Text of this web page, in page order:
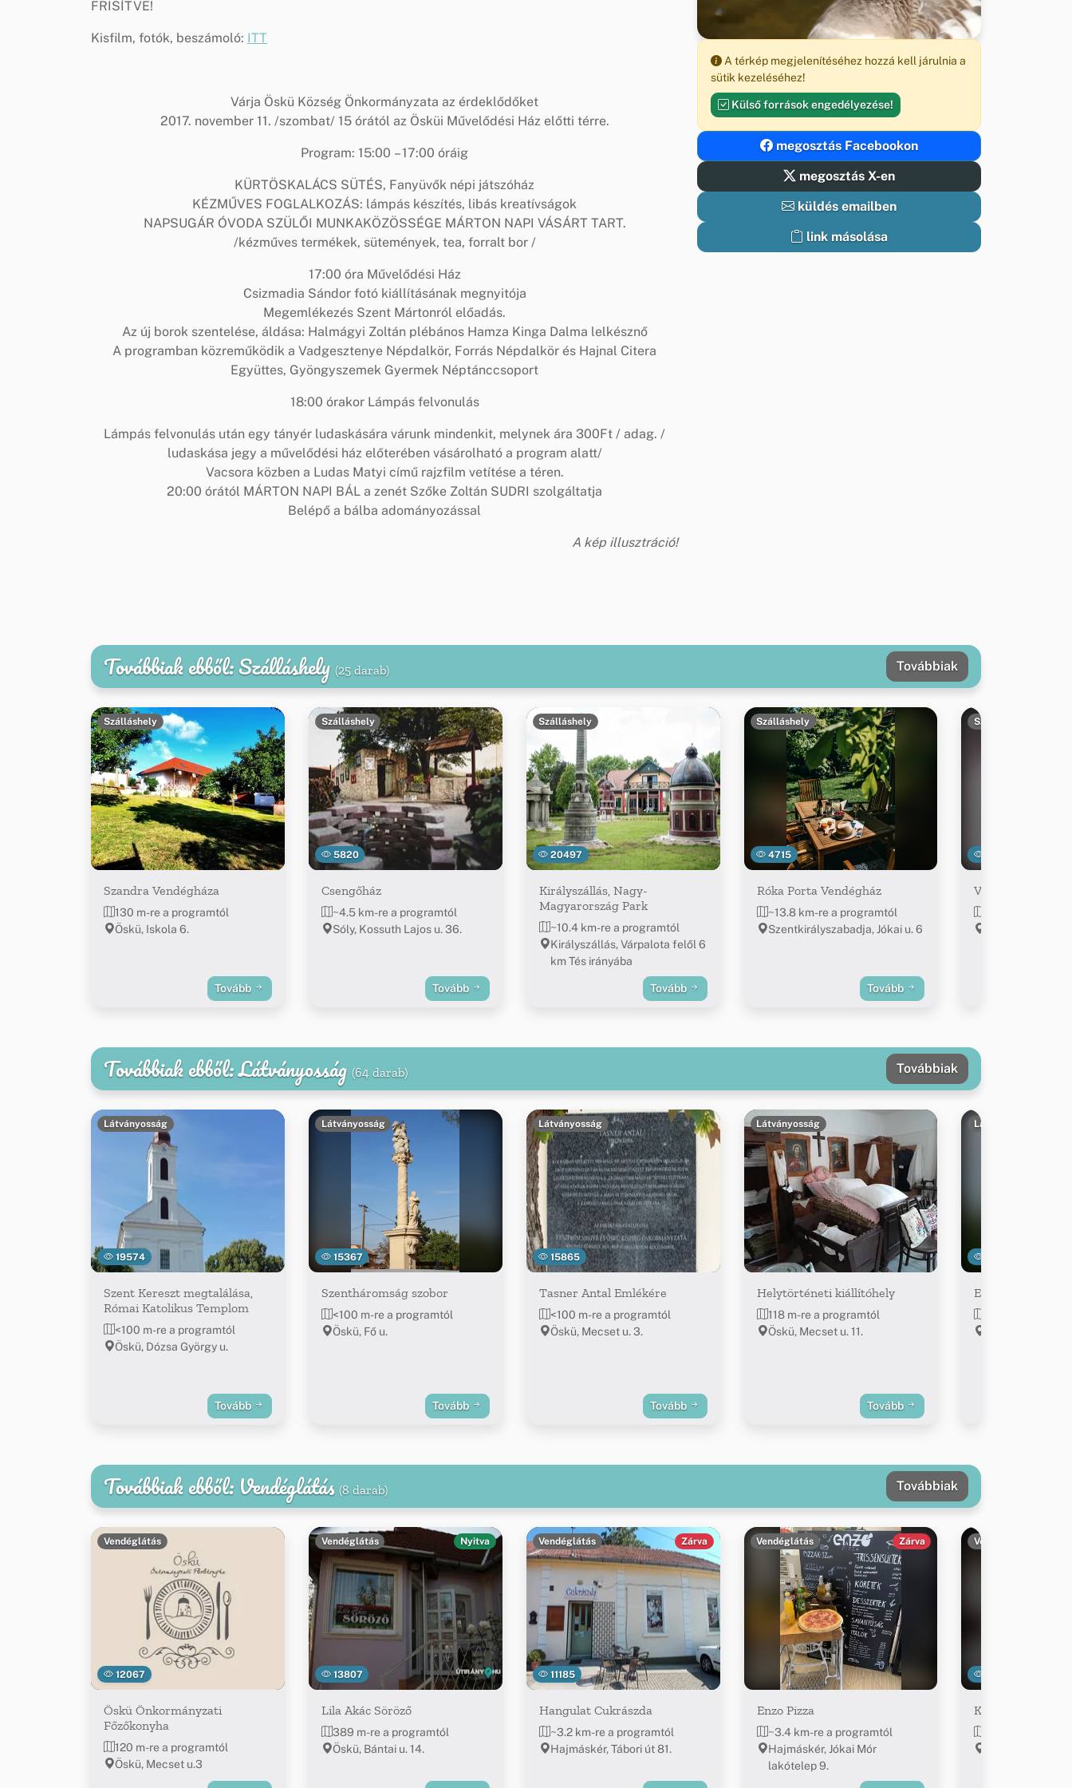
FRISÍTVE!
Kisfilm, fotók, beszámoló: ITT
Várja Öskü Község Önkormányzata az érdeklődőket
2017. november 11. /szombat/ 15 órától az Ösküi Művelődési Ház előtti térre.
Program: 15:00 – 17:00 óráig
KÜRTÖSKALÁCS SÜTÉS, Fanyüvők népi játszóház
KÉZMŰVES FOGLALKOZÁS: lámpás készítés, libás kreatívságok
NAPSUGÁR ÓVODA SZÜLŐI MUNKAKÖZÖSSÉGE MÁRTON NAPI VÁSÁRT TART.
/kézműves termékek, sütemények, tea, forralt bor /
17:00 óra Művelődési Ház
Csizmadia Sándor fotó kiállításának megnyitója
Megemlékezés Szent Mártonról előadás.
Az új borok szentelése, áldása: Halmágyi Zoltán plébános Hamza Kinga Dalma lelkésznő
A programban közreműködik a Vadgesztenye Népdalkör, Forrás Népdalkör és Hajnal Citera
Együttes, Gyöngyszemek Gyermek Néptánccsoport
18:00 órakor Lámpás felvonulás
Lámpás felvonulás után egy tányér ludaskására várunk mindenkit, melynek ára 300Ft / adag. /
ludaskása jegy a művelődési ház előterében vásárolható a program alatt/
Vacsora közben a Ludas Matyi című rajzfilm vetítése a téren.
20:00 órától MÁRTON NAPI BÁL a zenét Szőke Zoltán SUDRI szolgáltatja
Belépő a bálba adományozással
A kép illusztráció!
A térkép megjelenítéséhez hozzá kell járulnia a
sütik kezeléséhez!
Külső források engedélyezése!
megosztás Facebookon
megosztás X-en
küldés emailben
link másolása
Továbbiak ebből: Szálláshely (25 darab) Továbbiak
Szálláshely
Szandra Vendégháza
130 m-re a programtól
Öskü, Iskola 6.
Tovább
5820
Szálláshely
Csengőház
~4.5 km-re a programtól
Sóly, Kossuth Lajos u. 36.
Tovább
20497
Szálláshely
Királyszállás, Nagy-
Magyarország Park
~10.4 km-re a programtól
Királyszállás, Várpalota felől 6
km Tés irányába
Tovább
4715
Szálláshely
Róka Porta Vendégház
~13.8 km-re a programtól
Szentkirályszabadja, Jókai u. 6
Tovább
Szálláshely
Vörös Macska
Továbbiak ebből: Látványosság (64 darab) Továbbiak
19574
Látványosság
Szent Kereszt megtalálása,
Római Katolikus Templom
<100 m-re a programtól
Öskü, Dózsa György u.
Tovább
15367
Látványosság
Szentháromság szobor
<100 m-re a programtól
Öskü, Fő u.
Tovább
15865
Látványosság
Tasner Antal Emlékére
<100 m-re a programtól
Öskü, Mecset u. 3.
Tovább
Látványosság
Helytörténeti kiállítóhely
118 m-re a programtól
Öskü, Mecset u. 11.
Tovább
Látványosság
Evangélikus
Továbbiak ebből: Vendéglátás (8 darab) Továbbiak
12067
Vendéglátás
Öskü Önkormányzati
Főzőkonyha
120 m-re a programtól
Öskü, Mecset u.3
13807
Vendéglátás Nyitva
Lila Akác Söröző
389 m-re a programtól
Öskü, Bántai u. 14.
11185
Vendéglátás Zárva
Hangulat Cukrászda
~3.2 km-re a programtól
Hajmáskér, Tábori út 81.
Vendéglátás Zárva
Enzo Pizza
~3.4 km-re a programtól
Hajmáskér, Jókai Mór
lakótelep 9.
Vendéglátás
Koppány Söröző